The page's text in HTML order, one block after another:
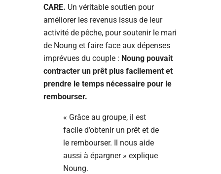
CARE. Un véritable soutien pour
améliorer les revenus issus de leur
activité de pêche, pour soutenir le mari
de Noung et faire face aux dépenses
imprévues du couple : Noung pouvait
contracter un prêt plus facilement et
prendre le temps nécessaire pour le
rembourser.
« Grâce au groupe, il est
facile d’obtenir un prêt et de
le rembourser. Il nous aide
aussi à épargner » explique
Noung.